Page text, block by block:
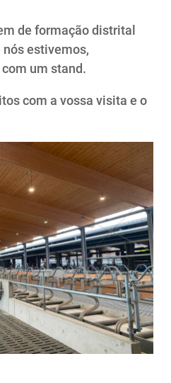
de formação distrital
nós estivemos,
um stand.
com a vossa visita e o